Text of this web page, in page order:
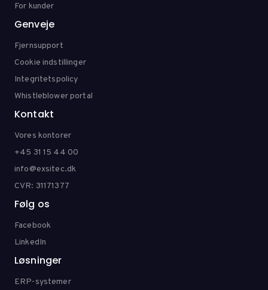
For kunder
Genveje
Fjernsupport
Cookie indstillinger
Integritetspolicy
Whistleblower portal
Kontakt
Vores kontorer
+45 31 15 44 00
info@exsitec.dk
CVR: 31171377
Følg os
Facebook
LinkedIn
Løsninger
ERP-systemer